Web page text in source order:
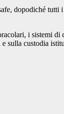
dopodiché
i sistemi di
sulla custodia